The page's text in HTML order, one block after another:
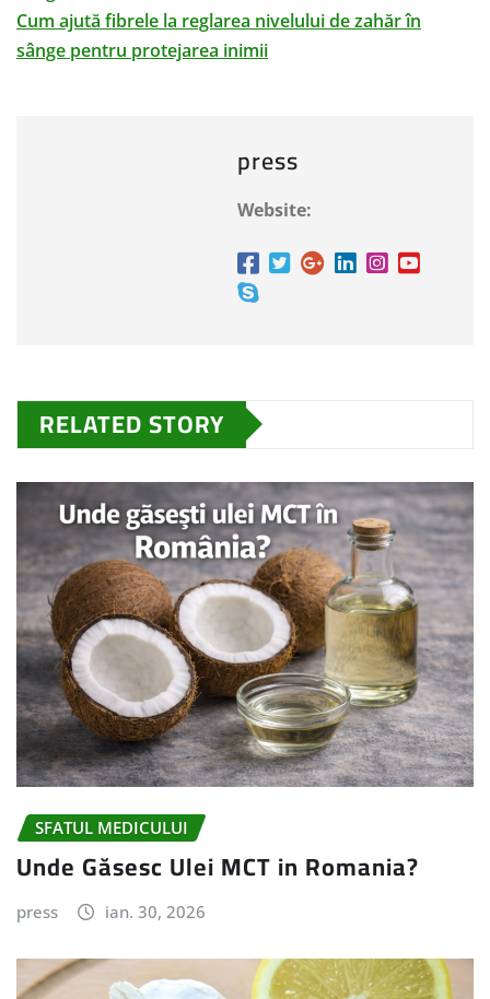
Cum ajută fibrele la reglarea nivelului de zahăr în
sânge pentru protejarea inimii
press
Website:
RELATED STORY
SFATUL MEDICULUI
Unde Găsesc Ulei MCT in Romania?
press ian. 30, 2026